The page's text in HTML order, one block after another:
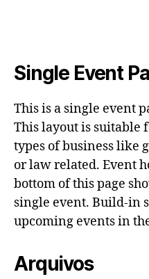
Single Event
This is a single event
This layout is suitable
types of business like
or law related. Event
bottom of this page
single event. Build-in
upcoming events in
Arquivos